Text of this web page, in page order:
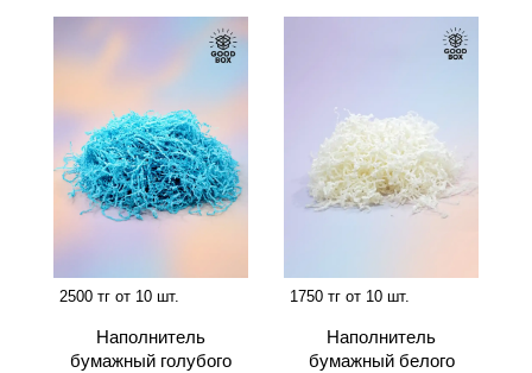
2500 тг от 10 шт.
Наполнитель
бумажный голубого
1750 тг от 10 шт.
Наполнитель
бумажный белого